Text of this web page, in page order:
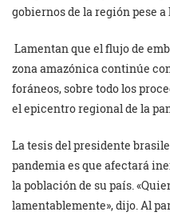
gobiernos de la región pese
Lamentan que el flujo de
zona amazónica continúe
foráneos, sobre todo los
el epicentro regional de la
La tesis del presidente
pandemia es que afectará
la población de su país.
lamentablemente», dijo. Al